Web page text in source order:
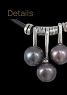
Details